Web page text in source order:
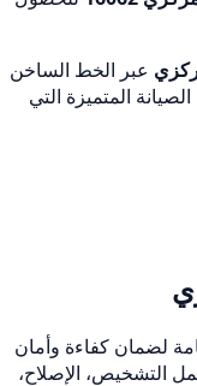
عبر الخط الساخن
المتميزة التي
لضمان كفاءة وأمان
التشخيص، الإصلاح،